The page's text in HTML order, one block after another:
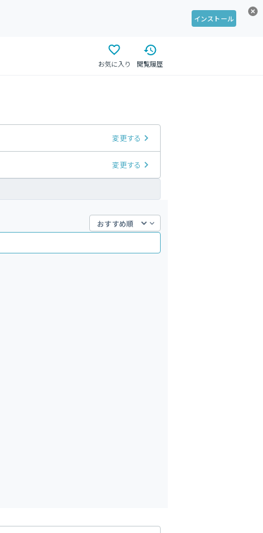
インストール
お気に入り 閲覧履歴
変更する
変更する